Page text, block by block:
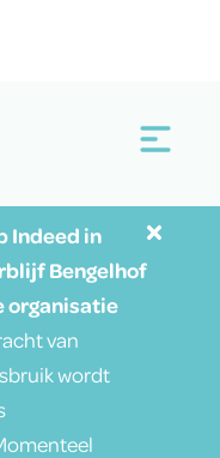
Indeed in
Bengelhof
organisatie
van
wordt